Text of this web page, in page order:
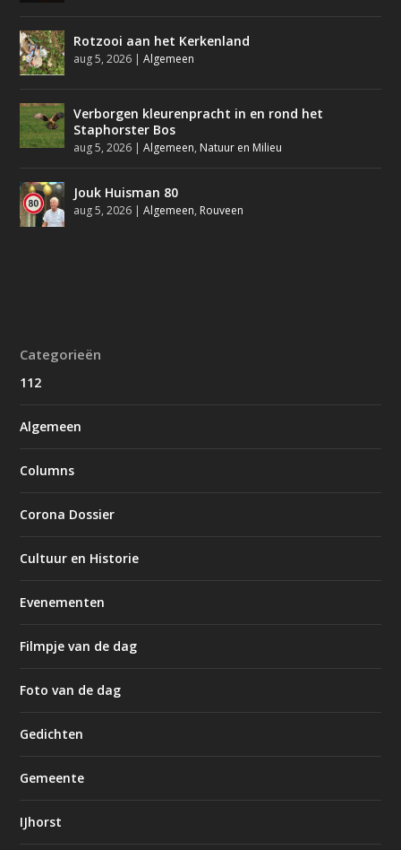
Rotzooi aan het Kerkenland
aug 5, 2026 |Algemeen
Verborgen kleurenpracht in en rond het
Staphorster Bos
aug 5, 2026 |Algemeen, Natuur en Milieu
Jouk Huisman 80
aug 5, 2026 |Algemeen, Rouveen
Categorieën
112
Algemeen
Columns
Corona Dossier
Cultuur en Historie
Evenementen
Filmpje van de dag
Foto van de dag
Gedichten
Gemeente
IJhorst